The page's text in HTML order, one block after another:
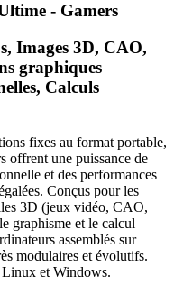
- Gamers
Images 3D, CAO,
graphiques
Calculs
fixes au format portable,
offrent une puissance de
et des performances
Conçus pour les
3D (jeux vidéo, CAO,
graphisme et le calcul
assemblés sur
modulaires et évolutifs.
et Windows.